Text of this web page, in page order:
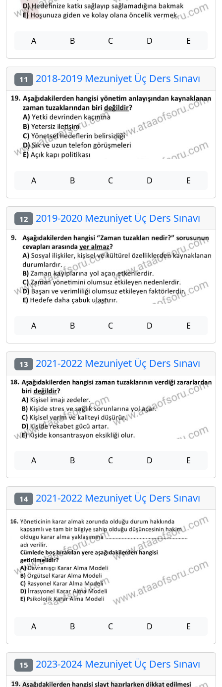
A B C D E
11 2018-2019 Mezuniyet Üç Ders Sınavı
A B C D E
12 2019-2020 Mezuniyet Üç Ders Sınavı
A B C D E
13 2021-2022 Mezuniyet Üç Ders Sınavı
A B C D E
14 2021-2022 Mezuniyet Üç Ders Sınavı
A B C D E
15 2023-2024 Mezuniyet Üç Ders Sınavı